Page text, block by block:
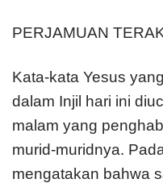
PERJAMUAN
Kata-kata Yesus
dalam Injil hari ini
malam yang
murid-muridnya.
mengatakan bahwa